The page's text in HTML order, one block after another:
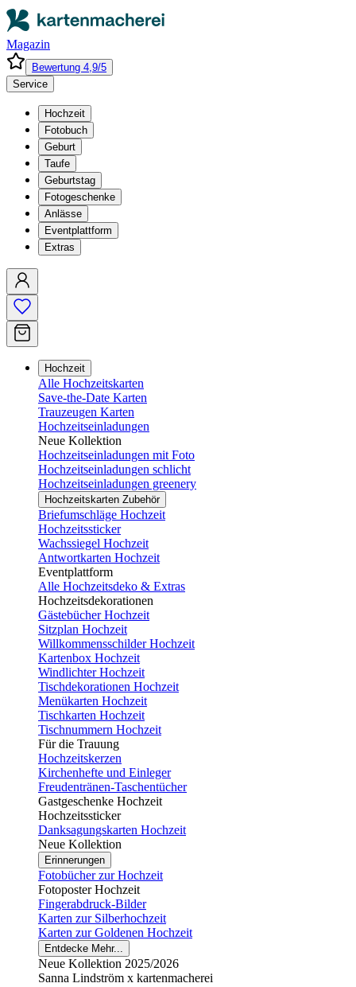
Magazin
Bewertung 4,9/5
Service
Hochzeit
Fotobuch
Geburt
Taufe
Geburtstag
Fotogeschenke
Anlässe
Eventplattform
Extras
Hochzeit
Alle Hochzeitskarten
Save-the-Date Karten
Trauzeugen Karten
Hochzeitseinladungen
Neue Kollektion
Hochzeitseinladungen mit Foto
Hochzeitseinladungen schlicht
Hochzeitseinladungen greenery
Hochzeitskarten Zubehör
Briefumschläge Hochzeit
Hochzeitssticker
Wachssiegel Hochzeit
Antwortkarten Hochzeit
Eventplattform
Alle Hochzeitsdeko & Extras
Hochzeitsdekorationen
Gästebücher Hochzeit
Sitzplan Hochzeit
Willkommensschilder Hochzeit
Kartenbox Hochzeit
Windlichter Hochzeit
Tischdekorationen Hochzeit
Menükarten Hochzeit
Tischkarten Hochzeit
Tischnummern Hochzeit
Für die Trauung
Hochzeitskerzen
Kirchenhefte und Einleger
Freudentränen-Taschentücher
Gastgeschenke Hochzeit
Hochzeitssticker
Danksagungskarten Hochzeit
Neue Kollektion
Erinnerungen
Fotobücher zur Hochzeit
Fotoposter Hochzeit
Fingerabdruck-Bilder
Karten zur Silberhochzeit
Karten zur Goldenen Hochzeit
Entdecke Mehr...
Neue Kollektion 2025/2026
Sanna Lindström x kartenmacherei